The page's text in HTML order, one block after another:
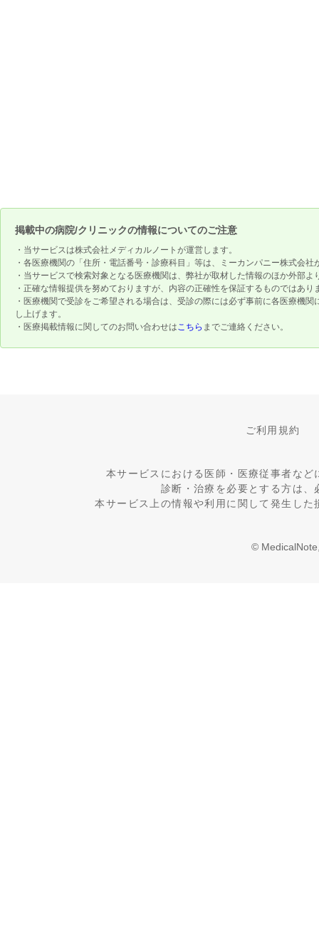
掲載中の病院/クリニックの情報についてのご注意
・当サービスは株式会社メディカルノートが運営します。
・各医療機関の「住所・電話番号・診療科目」等は、ミーカンパニー株式会
・当サービスで検索対象となる医療機関は、弊社が取材した情報のほか外部
・正確な情報提供を努めておりますが、内容の正確性を保証するものではあり
・医療機関で受診をご希望される場合は、受診の際には必ず事前に各医療機
し上げます。
・医療掲載情報に関してのお問い合わせはこちら までご連絡ください。
ご利用規約
本サービスにおける医師・医療従事者な
診断・治療を必要とする方は
本サービス上の情報や利用に関して発生し
©